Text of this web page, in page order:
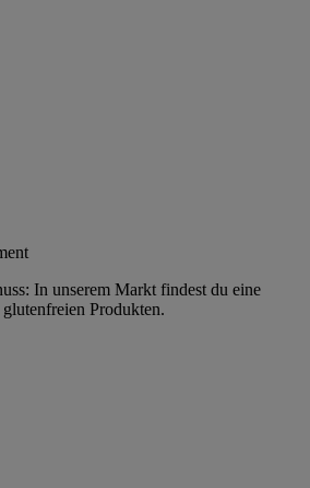
In unserem Markt findest du eine
Produkten.